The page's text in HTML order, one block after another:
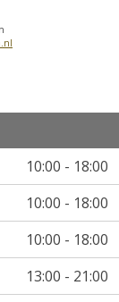
10:00 - 18:00
10:00 - 18:00
10:00 - 18:00
13:00 - 21:00